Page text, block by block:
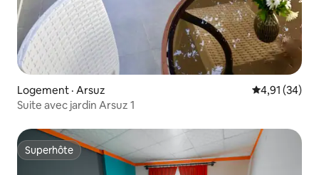
Logement · Arsuz Note
4,91 (34)
Suite avec jardin Arsuz 1
Superhôte
Superhôte